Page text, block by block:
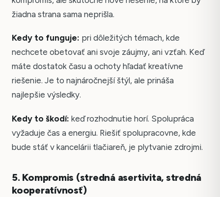
žiadna strana sama neprišla.
Kedy to funguje: pri dôležitých témach, kde
nechcete obetovať ani svoje záujmy, ani vzťah. Keď
máte dostatok času a ochoty hľadať kreatívne
riešenie. Je to najnáročnejší štýl, ale prináša
najlepšie výsledky.
Kedy to škodí: keď rozhodnutie horí. Spolupráca
vyžaduje čas a energiu. Riešiť spolupracovne, kde
bude stáť v kancelárii tlačiareň, je plytvanie zdrojmi.
5. Kompromis (stredná asertivita, stredná
kooperatívnosť)